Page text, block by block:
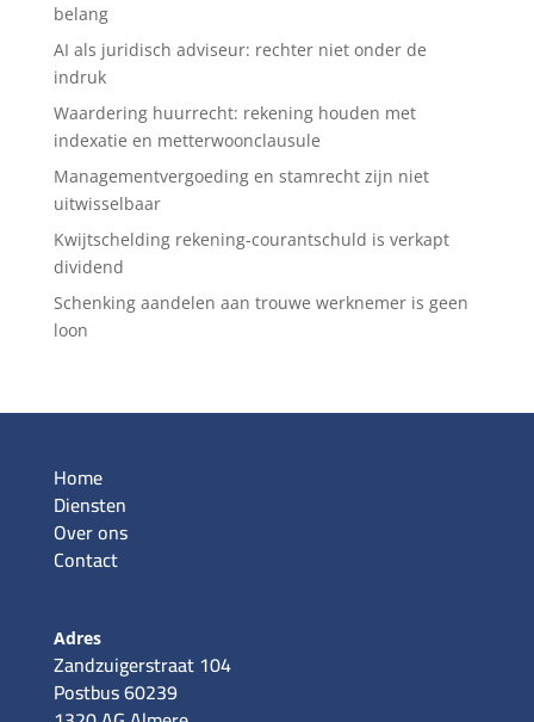
belang
AI als juridisch adviseur: rechter niet onder de
indruk
Waardering huurrecht: rekening houden met
indexatie en metterwoonclausule
Managementvergoeding en stamrecht zijn niet
uitwisselbaar
Kwijtschelding rekening-courantschuld is verkapt
dividend
Schenking aandelen aan trouwe werknemer is geen
loon
Home
Diensten
Over ons
Contact
Adres
Zandzuigerstraat 104
Postbus 60239